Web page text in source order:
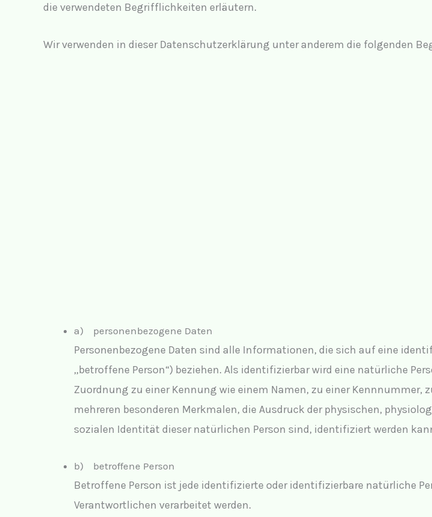
die verwendeten Begrifflichkeiten erläutern.
Wir verwenden in dieser Datenschutzerklärung unter anderem die folgenden
a) personenbezogene Daten
Personenbezogene Daten sind alle Informationen, die sich auf eine
„betroffene Person“) beziehen. Als identifizierbar wird eine natürliche
Zuordnung zu einer Kennung wie einem Namen, zu einer Kennnummer,
mehreren besonderen Merkmalen, die Ausdruck der physischen,
sozialen Identität dieser natürlichen Person sind, identifiziert werden
b) betroffene Person
Betroffene Person ist jede identifizierte oder identifizierbare natürliche
Verantwortlichen verarbeitet werden.